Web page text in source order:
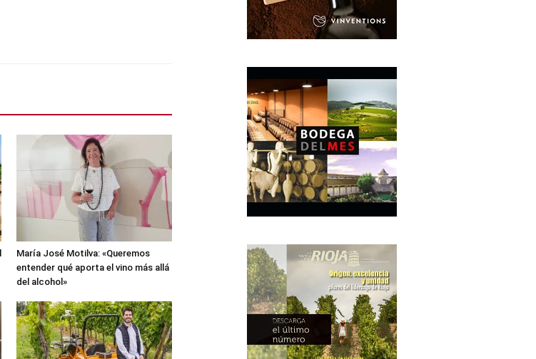
María José Motilva: «Queremos
entender qué aporta el vino más allá
del alcohol»